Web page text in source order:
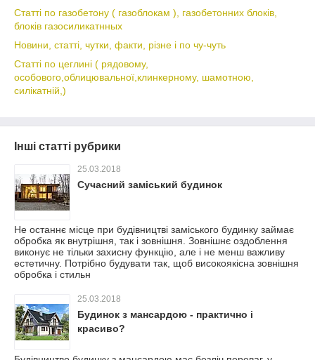
Статті по газобетону ( газоблокам ), газобетонних блоків,
блоків газосиликатнных
Новини, статті, чутки, факти, різне і по чу-чуть
Статті по цеглині ( рядовому,
особового,облицювальної,клинкерному, шамотною,
силікатній,)
Інші статті рубрики
25.03.2018
Сучасний заміський будинок
Не останнє місце при будівництві заміського будинку займає
обробка як внутрішня, так і зовнішня. Зовнішнє оздоблення
виконує не тільки захисну функцію, але і не менш важливу
естетичну. Потрібно будувати так, щоб високоякісна зовнішня
обробка і стильн
25.03.2018
Будинок з мансардою - практично і
красиво?